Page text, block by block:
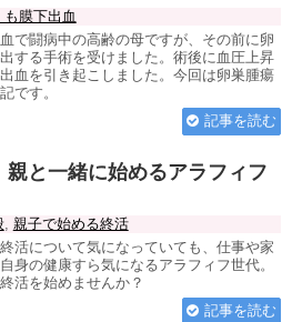
膜下出血
で闘病中の高齢の母ですが、その前に卵
する手術を受けました。術後に血圧上昇
血を引き起こしました。今回は卵巣腫瘍
です。
記事を読む
親と一緒に始めるアラフィフ
, 親子で始める終活
活について気になっていても、仕事や家
身の健康すら気になるアラフィフ世代。
活を始めませんか？
記事を読む